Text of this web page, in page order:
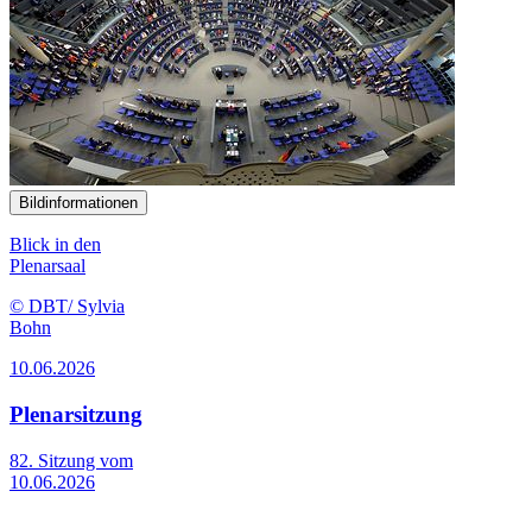
Bildinformationen
Blick in den
Plenarsaal
© DBT/ Sylvia
Bohn
10.06.2026
Plenarsitzung
82. Sitzung vom
10.06.2026